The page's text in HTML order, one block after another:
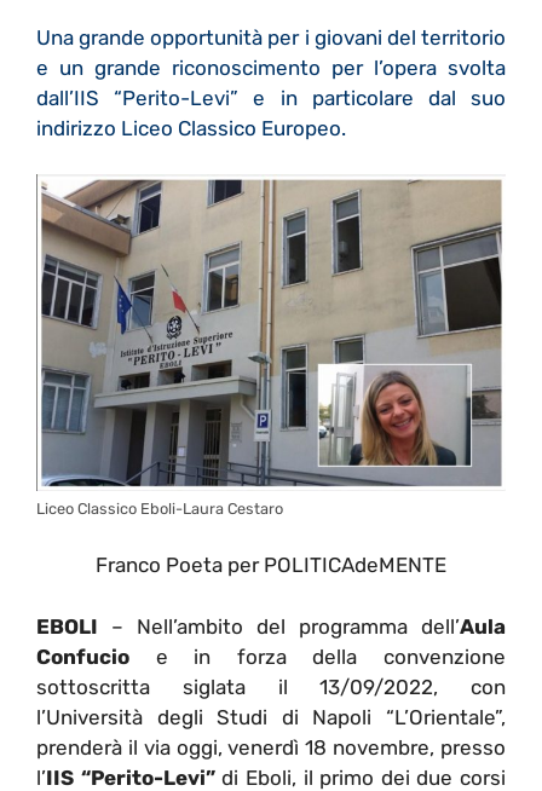
Una grande opportunità per i giovani del territorio
e un grande riconoscimento per l’opera svolta
dall’IIS “Perito-Levi” e in particolare dal suo
indirizzo Liceo Classico Europeo.
Liceo Classico Eboli-Laura Cestaro
Franco Poeta per POLITICAdeMENTE
EBOLI – Nell’ambito del programma dell’Aula
Confucio e in forza della convenzione
sottoscritta siglata il 13/09/2022, con
l’Università degli Studi di Napoli “L’Orientale”,
prenderà il via oggi, venerdì 18 novembre, presso
l’IIS “Perito-Levi”di Eboli, il primo dei due corsi